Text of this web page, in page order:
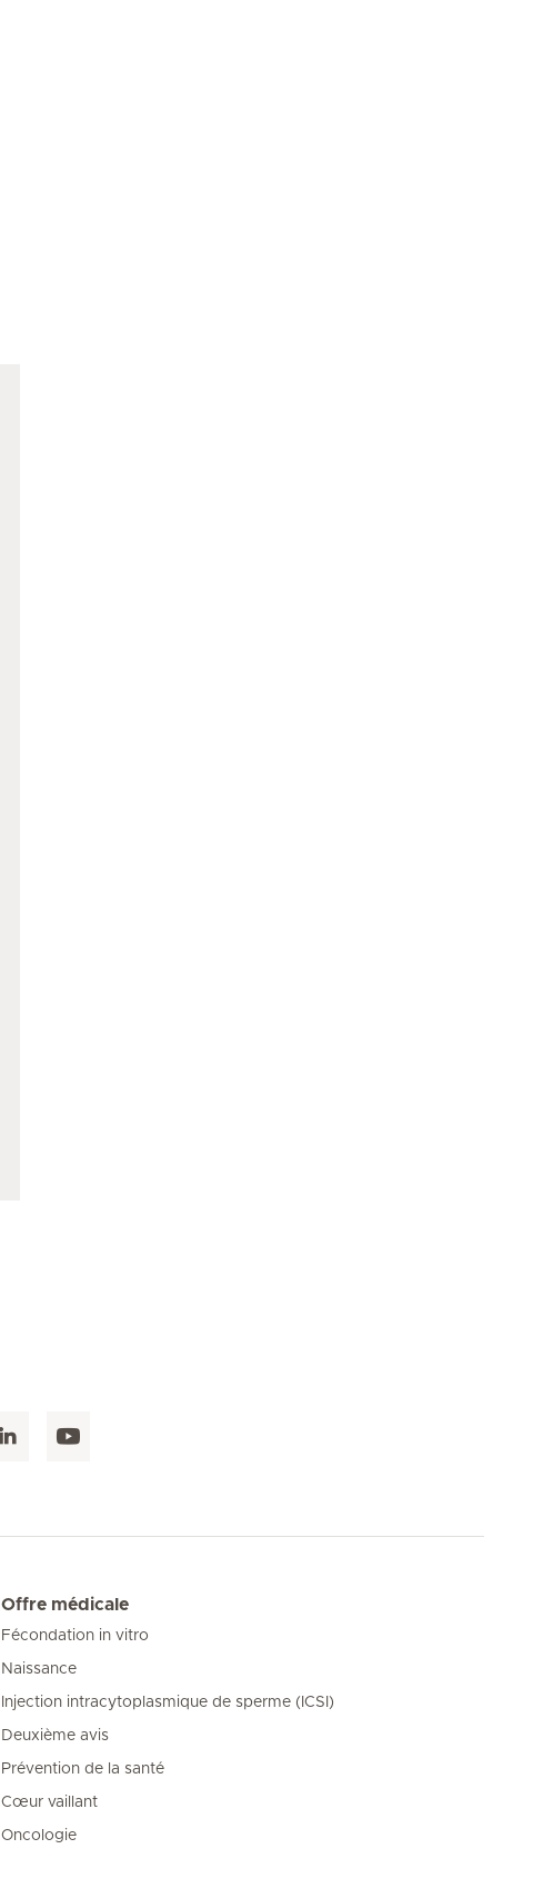
Offre médicale
Fécondation in vitro
Naissance
Injection intracytoplasmique de sperme (ICSI)
Deuxième avis
Prévention de la santé
Cœur vaillant
Oncologie